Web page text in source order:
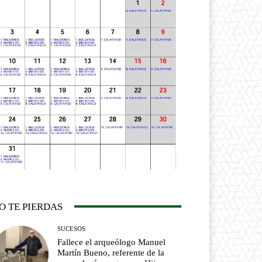
TE PIERDAS
SUCESOS
Fallece el arqueólogo Manuel
Martín Bueno, referente de la